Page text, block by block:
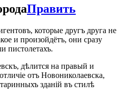
Править
которые другъ друга не
и произойдётъ, они сразу
пистолетахъ.
дѣлится на правый и
отъ Новониколаевска,
зданій въ стилѣ